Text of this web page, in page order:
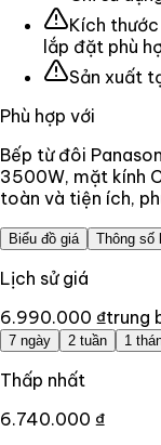
Kích
lắp đặt phù
Sản xuất
Phù hợp với
Bếp từ đôi
3500W, mặt kính
toàn và tiện ích,
Biểu đồ giá Thông số
Lịch sử giá
6.990.000 ₫trung
7 ngày 2 tuần 1
Thấp nhất
6.740.000 ₫